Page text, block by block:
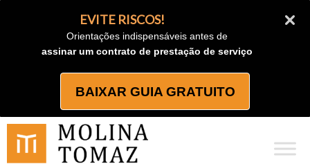
EVITE RISCOS!
Orientações indispensáveis antes de
assinar um contrato de prestação de serviço
BAIXAR GUIA GRATUITO